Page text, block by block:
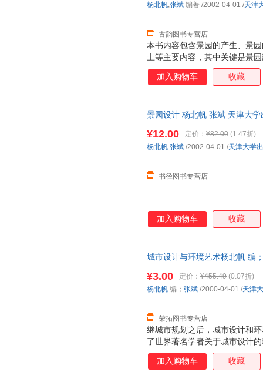
本书内容包含景园的产生、景
土等主要内容，其中关键是景
古韵图书专营店
杨北帆,张斌 编著 /2002-04-01 /天津
加入购物车 收藏
景园设计 杨北帆 张斌 天津大
¥12.00 定价： ¥82.00 (1.47折)
书径图书专营店
杨北帆 张斌 /2002-04-01 /天津大学
加入购物车 收藏
城市设计与环境艺术杨北帆 编
继城市规划之后，城市设计和
了世界著名学者关于城市设计
生过程中的逻辑与哲理，强调
计作为一种概念，能影响人的
¥3.00 定价： ¥455.49 (0.07折)
荣拓图书专营店
杨北帆 编； 张斌 /2000-04-01 /天津
加入购物车 收藏